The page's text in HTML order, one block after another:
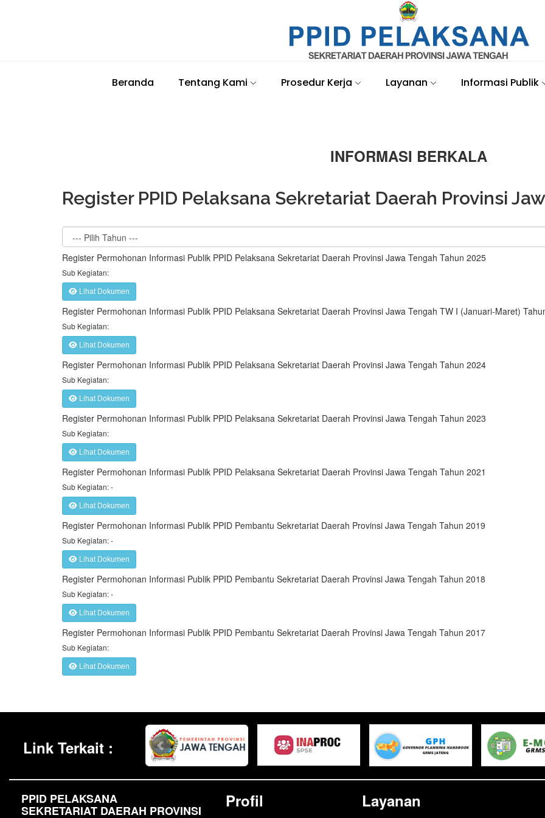
Beranda Tentang Kami Prosedur Kerja Layanan Informasi Publik
INFORMASI BERKALA
Register PPID Pelaksana Sekretariat Daerah Provinsi
Register Permohonan Informasi Publik PPID Pelaksana Sekretariat Daerah Provinsi Jawa Tengah Tahun 2025
Sub Kegiatan:
Lihat Dokumen
Register Permohonan Informasi Publik PPID Pelaksana Sekretariat Daerah Provinsi Jawa Tengah TW I (Januari-Maret)
Sub Kegiatan:
Lihat Dokumen
Register Permohonan Informasi Publik PPID Pelaksana Sekretariat Daerah Provinsi Jawa Tengah Tahun 2024
Sub Kegiatan:
Lihat Dokumen
Register Permohonan Informasi Publik PPID Pelaksana Sekretariat Daerah Provinsi Jawa Tengah Tahun 2023
Sub Kegiatan:
Lihat Dokumen
Register Permohonan Informasi Publik PPID Pelaksana Sekretariat Daerah Provinsi Jawa Tengah Tahun 2021
Sub Kegiatan: -
Lihat Dokumen
Register Permohonan Informasi Publik PPID Pembantu Sekretariat Daerah Provinsi Jawa Tengah Tahun 2019
Sub Kegiatan: -
Lihat Dokumen
Register Permohonan Informasi Publik PPID Pembantu Sekretariat Daerah Provinsi Jawa Tengah Tahun 2018
Sub Kegiatan: -
Lihat Dokumen
Register Permohonan Informasi Publik PPID Pembantu Sekretariat Daerah Provinsi Jawa Tengah Tahun 2017
Sub Kegiatan:
Lihat Dokumen
Link Terkait :
PPID PELAKSANA
SEKRETARIAT DAERAH PROVINSI Profil Layanan